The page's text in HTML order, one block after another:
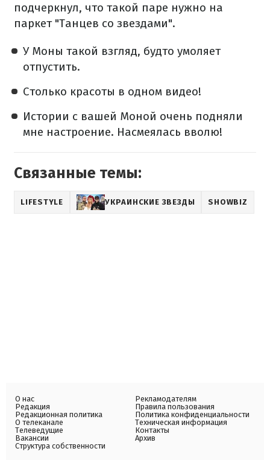
подчеркнул, что такой паре нужно на
паркет "Танцев со звездами".
У Моны такой взгляд, будто умоляет
отпустить.
Столько красоты в одном видео!
Истории с вашей Моной очень подняли
мне настроение. Насмеялась вволю!
Связанные темы:
LIFESTYLE УКРАИНСКИЕ ЗВЕЗДЫ SHOWBIZ
О нас
Редакция
Редакционная политика
О телеканале
Телеведущие
Вакансии
Структура собственности
Рекламодателям
Правила пользования
Политика конфиденциальности
Техническая информация
Контакты
Архив